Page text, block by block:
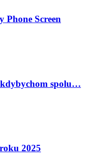
Phone Screen
kdybychom spolu…
2025